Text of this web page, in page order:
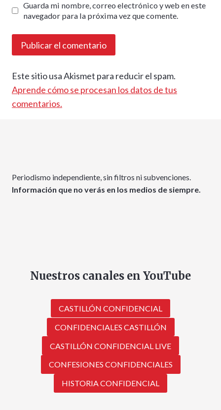
Guarda mi nombre, correo electrónico y web en este
navegador para la próxima vez que comente.
Este sitio usa Akismet para reducir el spam.
Aprende cómo se procesan los datos de tus
comentarios.
Periodismo independiente, sin filtros ni subvenciones.
Información que no verás en los medios de siempre.
Nuestros canales en YouTube
CASTILLÓN CONFIDENCIAL
CONFIDENCIALES CASTILLÓN
CASTILLÓN CONFIDENCIAL LIVE
CONFESIONES CONFIDENCIALES
HISTORIA CONFIDENCIAL